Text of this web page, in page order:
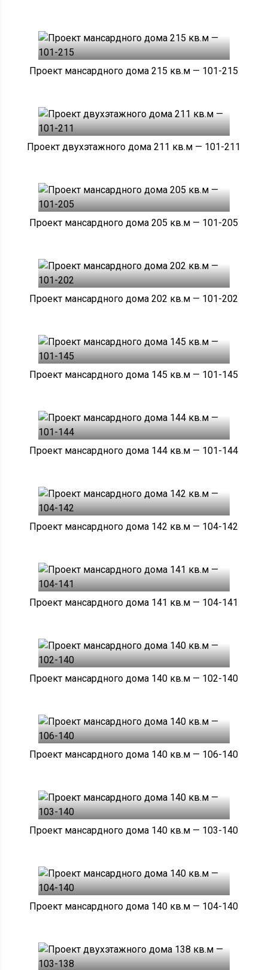
Проект мансардного дома 215 кв.м — 101-215
Проект двухэтажного дома 211 кв.м — 101-211
Проект мансардного дома 205 кв.м — 101-205
Проект мансардного дома 202 кв.м — 101-202
Проект мансардного дома 145 кв.м — 101-145
Проект мансардного дома 144 кв.м — 101-144
Проект мансардного дома 142 кв.м — 104-142
Проект мансардного дома 141 кв.м — 104-141
Проект мансардного дома 140 кв.м — 102-140
Проект мансардного дома 140 кв.м — 106-140
Проект мансардного дома 140 кв.м — 103-140
Проект мансардного дома 140 кв.м — 104-140